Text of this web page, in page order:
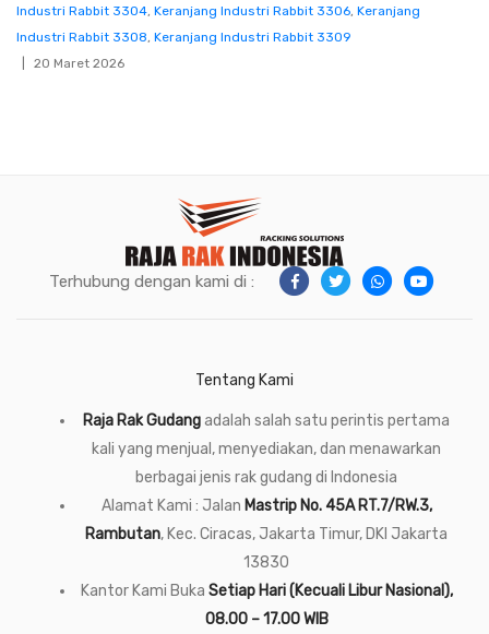
Industri Rabbit 3304, Keranjang Industri Rabbit 3306, Keranjang
Industri Rabbit 3308, Keranjang Industri Rabbit 3309
20 Maret 2026
Terhubung dengan kami di :
Tentang Kami
Raja Rak Gudangadalah salah satu perintis pertama
kali yang menjual, menyediakan, dan menawarkan
berbagai jenis rak gudang di Indonesia
Alamat Kami : Jalan Mastrip No. 45A RT.7/RW.3,
Rambutan, Kec. Ciracas, Jakarta Timur, DKI Jakarta
13830
Kantor Kami Buka Setiap Hari (Kecuali Libur Nasional),
08.00 – 17.00 WIB